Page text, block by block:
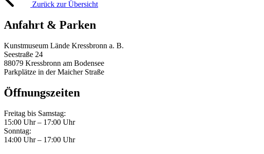
Zurück zur Übersicht
Anfahrt & Parken
Kunstmuseum Lände Kressbronn a. B.
Seestraße 24
88079 Kressbronn am Bodensee
Parkplätze in der Maicher Straße
Öffnungs­zeiten
Freitag bis Samstag:
15:00 Uhr – 17:00 Uhr
Sonntag:
14:00 Uhr – 17:00 Uhr